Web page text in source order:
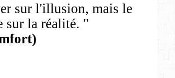
sur l'illusion, mais le
sur la réalité. "